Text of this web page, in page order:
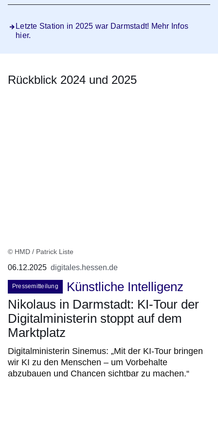
Letzte Station in 2025 war Darmstadt! Mehr Infos
hier.
Rückblick 2024 und 2025
© HMD / Patrick Liste
06.12.2025 digitales.hessen.de
Pressemitteilung
Künstliche Intelligenz
Nikolaus in Darmstadt: KI-Tour der
Digitalministerin stoppt auf dem
Marktplatz
Digitalministerin Sinemus: „Mit der KI-Tour bringen
wir KI zu den Menschen – um Vorbehalte
abzubauen und Chancen sichtbar zu machen.“